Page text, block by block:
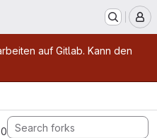
auf Gitlab. Kann den